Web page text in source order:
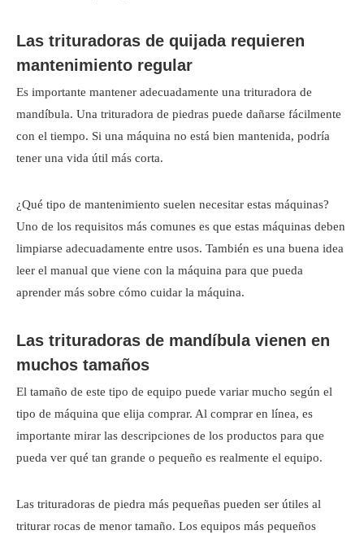
Las trituradoras de quijada requieren
mantenimiento regular
Es importante mantener adecuadamente una trituradora de
mandíbula. Una trituradora de piedras puede dañarse fácilmente
con el tiempo. Si una máquina no está bien mantenida, podría
tener una vida útil más corta.
¿Qué tipo de mantenimiento suelen necesitar estas máquinas?
Uno de los requisitos más comunes es que estas máquinas deben
limpiarse adecuadamente entre usos. También es una buena idea
leer el manual que viene con la máquina para que pueda
aprender más sobre cómo cuidar la máquina.
Las trituradoras de mandíbula vienen en
muchos tamaños
El tamaño de este tipo de equipo puede variar mucho según el
tipo de máquina que elija comprar. Al comprar en línea, es
importante mirar las descripciones de los productos para que
pueda ver qué tan grande o pequeño es realmente el equipo.
Las trituradoras de piedra más pequeñas pueden ser útiles al
triturar rocas de menor tamaño. Los equipos más pequeños